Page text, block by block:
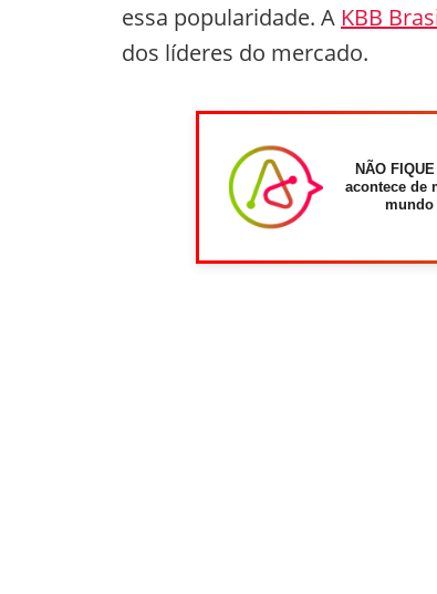
essa popularidade. A KBB
dos líderes do mercado.
NÃO
acontece de
mundo